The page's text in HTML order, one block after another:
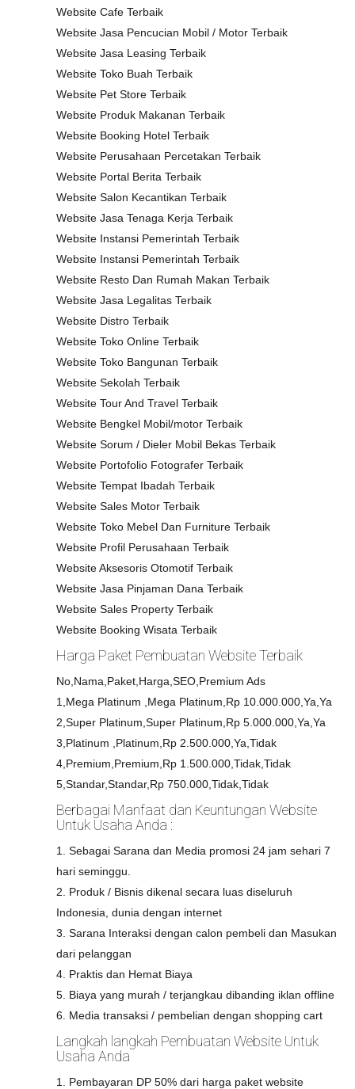
Website Cafe Terbaik
Website Jasa Pencucian Mobil / Motor Terbaik
Website Jasa Leasing Terbaik
Website Toko Buah Terbaik
Website Pet Store Terbaik
Website Produk Makanan Terbaik
Website Booking Hotel Terbaik
Website Perusahaan Percetakan Terbaik
Website Portal Berita Terbaik
Website Salon Kecantikan Terbaik
Website Jasa Tenaga Kerja Terbaik
Website Instansi Pemerintah Terbaik
Website Instansi Pemerintah Terbaik
Website Resto Dan Rumah Makan Terbaik
Website Jasa Legalitas Terbaik
Website Distro Terbaik
Website Toko Online Terbaik
Website Toko Bangunan Terbaik
Website Sekolah Terbaik
Website Tour And Travel Terbaik
Website Bengkel Mobil/motor Terbaik
Website Sorum / Dieler Mobil Bekas Terbaik
Website Portofolio Fotografer Terbaik
Website Tempat Ibadah Terbaik
Website Sales Motor Terbaik
Website Toko Mebel Dan Furniture Terbaik
Website Profil Perusahaan Terbaik
Website Aksesoris Otomotif Terbaik
Website Jasa Pinjaman Dana Terbaik
Website Sales Property Terbaik
Website Booking Wisata Terbaik
Harga Paket Pembuatan Website Terbaik
No,Nama,Paket,Harga,SEO,Premium Ads
1,Mega Platinum ,Mega Platinum,Rp 10.000.000,Ya,Ya
2,Super Platinum,Super Platinum,Rp 5.000.000,Ya,Ya
3,Platinum ,Platinum,Rp 2.500.000,Ya,Tidak
4,Premium,Premium,Rp 1.500.000,Tidak,Tidak
5,Standar,Standar,Rp 750.000,Tidak,Tidak
Berbagai Manfaat dan Keuntungan Website
Untuk Usaha Anda :
1. Sebagai Sarana dan Media promosi 24 jam sehari 7
hari seminggu.
2. Produk / Bisnis dikenal secara luas diseluruh
Indonesia, dunia dengan internet
3. Sarana Interaksi dengan calon pembeli dan Masukan
dari pelanggan
4. Praktis dan Hemat Biaya
5. Biaya yang murah / terjangkau dibanding iklan offline
6. Media transaksi / pembelian dengan shopping cart
Langkah langkah Pembuatan Website Untuk
Usaha Anda
1. Pembayaran DP 50% dari harga paket website